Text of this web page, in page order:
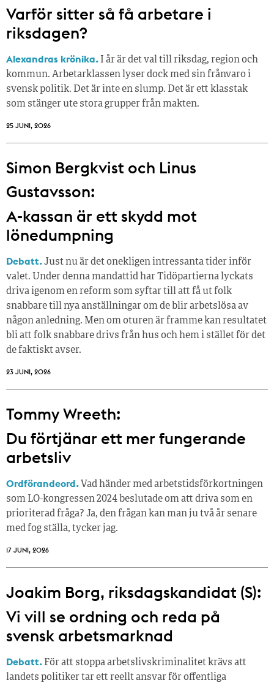
Varför sitter så få ­arbetare i
riksdagen?
Alexandras krönika. I år är det val till riksdag, region och
kommun. Arbetarklassen lyser dock med sin frånvaro i
svensk politik. Det är inte en slump. Det är ett klasstak
som stänger ute stora grupper från makt­en.
25 JUNI, 2026
Simon Bergkvist och Linus
Gustavsson:
A-kassan är ett skydd mot
lönedumpning
Debatt.Just nu är det onekligen intressanta tider inför
valet. Under denna mandattid har Tidöpartierna lyckats
driva igenom en reform som syftar till att få ut folk
snabbare till nya anställningar om de blir arbetslösa av
någon anledning. Men om oturen är framme kan resultatet
bli att folk snabbare drivs från hus och hem i stället för det
de faktiskt avser.
23 JUNI, 2026
Tommy Wreeth:
Du förtjänar ett mer fungerande
arbetsliv
Ordförandeord. Vad händer med arbetstidsförkortningen
som LO-kongressen 2024 beslutade om att driva som en
prioriterad fråga? Ja, den frågan kan man ju två år senare
med fog ställa, tycker jag.
17 JUNI, 2026
Joakim Borg, riksdagskandidat (S):
Vi vill se ordning och reda på
svensk arbetsmarknad
Debatt. För att stoppa arbetslivskriminalitet krävs att
landets politiker tar ett reellt ansvar för offentliga